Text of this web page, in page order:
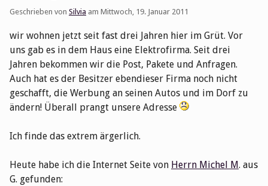
Geschrieben von Silvia am Mittwoch, 19. Januar 2011
wir wohnen jetzt seit fast drei Jahren hier im Grüt. Vor
uns gab es in dem Haus eine Elektrofirma. Seit drei
Jahren bekommen wir die Post, Pakete und Anfragen.
Auch hat es der Besitzer ebendieser Firma noch nicht
geschafft, die Werbung an seinen Autos und im Dorf zu
ändern! Überall prangt unsere Adresse
Ich finde das extrem ärgerlich.
Heute habe ich die Internet Seite von Herrn Michel M. aus
G. gefunden: